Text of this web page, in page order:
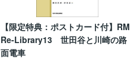
【限定特典：ポストカード付】RM
Re-Library13 世田谷と川崎の路
面電車